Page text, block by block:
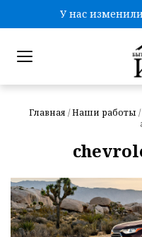
У нас
Главная /Наши работы /